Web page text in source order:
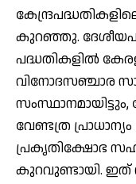
കുറഞ്ഞു.
പദ്ധതികളില്‍
വിനോദസഞ്ചാര
വേണ്ടത്ര
പ്രകൃതിക്ഷോഭ
കുറവുണ്ടായി. ഇത്